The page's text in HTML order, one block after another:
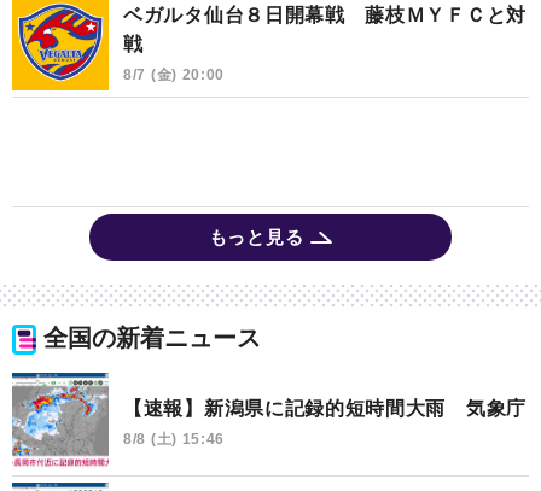
ベガルタ仙台８日開幕戦 藤枝ＭＹＦＣと対
戦
8/7 (金) 20:00
もっと見る
全国の新着ニュース
【速報】新潟県に記録的短時間大雨 気象庁
8/8 (土) 15:46